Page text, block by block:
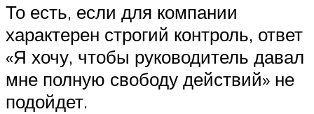
То есть, если для компании
характерен строгий контроль, ответ
«Я хочу, чтобы руководитель давал
мне полную свободу действий» не
подойдет.